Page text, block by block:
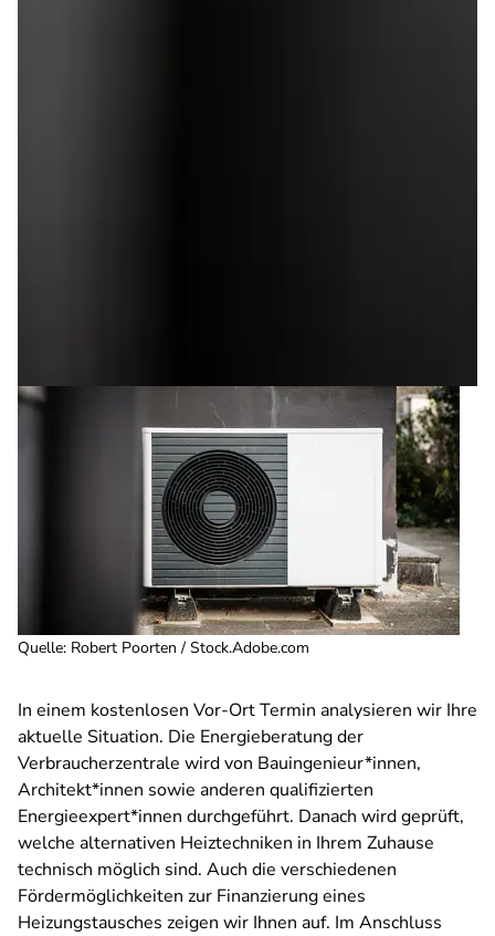
Quelle: Robert Poorten / Stock.Adobe.com
In einem kostenlosen Vor-Ort Termin analysieren wir Ihre
aktuelle Situation. Die Energieberatung der
Verbraucherzentrale wird von Bauingenieur*innen,
Architekt*innen sowie anderen qualifizierten
Energieexpert*innen durchgeführt. Danach wird geprüft,
welche alternativen Heiztechniken in Ihrem Zuhause
technisch möglich sind. Auch die verschiedenen
Fördermöglichkeiten zur Finanzierung eines
Heizungstausches zeigen wir Ihnen auf. Im Anschluss